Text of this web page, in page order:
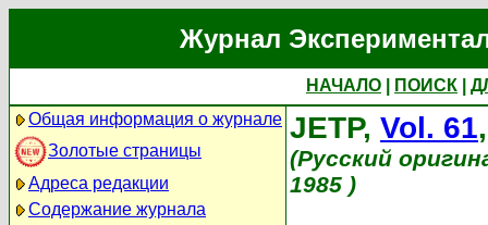
Журнал
НАЧАЛО ПОИСК
Общая информация о журнале
Золотые страницы
Адреса редакции
Содержание журнала
JETP, Vol. 61
(Русский
1985 )